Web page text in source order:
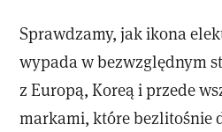
Sprawdzamy, jak ikona
wypada w bezwzględnym
z Europą, Koreą i przede
markami, które bezlitośnie